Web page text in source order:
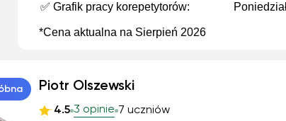
✅ Grafik pracy korepetytorów:
*Cena aktualna na Sierpień 2026
Piotr Olszewski
4.5 3 opinie 7 uczniów